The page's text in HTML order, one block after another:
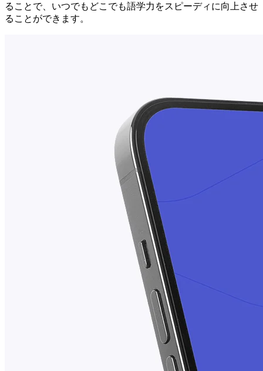
ることで、いつでもどこでも語学力をスピーディに向上させ
ることができます。